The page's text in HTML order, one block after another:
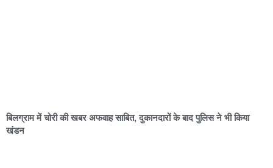
बिलग्राम में चोरी की खबर अफवाह साबित, दुकानदारों के बाद पुलिस ने भी किया
खंडन